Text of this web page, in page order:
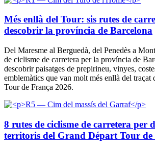
Més enllà del Tour: sis rutes de
descobrir la província de Barcelona
Del Maresme al Berguedà, del Penedès a
de ciclisme de carretera per la província de
descobrir paisatges de prepirineu, vinyes,
emblemàtics que van molt més enllà del traçat
Tour de França 2026.
8 rutes de ciclisme de carretera per
territoris del Grand Départ Tour de